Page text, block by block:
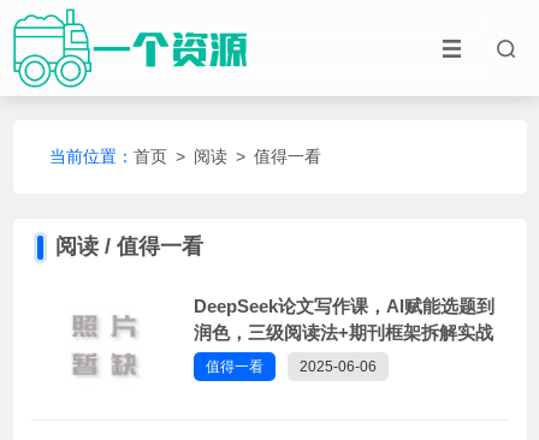
当前位置： 首页> 阅读> 值得一看
阅读 / 值得一看
DeepSeek论文写作课，AI赋能选题到
润色，三级阅读法+期刊框架拆解实战
值得一看 2025-06-06